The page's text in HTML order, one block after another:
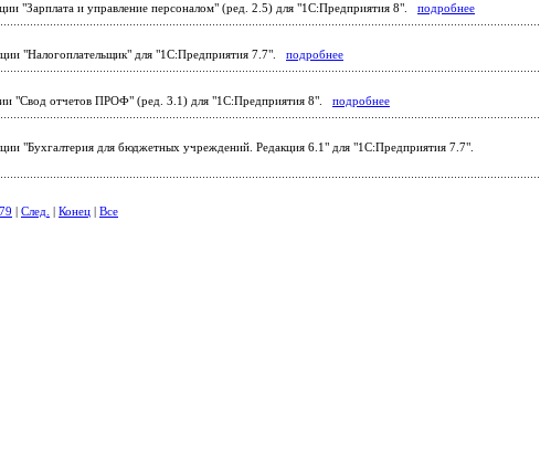
"Зарплата и управление персоналом" (ред. 2.5) для "1С:Предприятия 8". подробнее
"Налогоплательщик" для "1С:Предприятия 7.7". подробнее
"Свод отчетов ПРОФ" (ред. 3.1) для "1С:Предприятия 8". подробнее
"Бухгалтерия для бюджетных учреждений. Редакция 6.1" для "1С:Предприятия 7.7".
79 След. Конец Все